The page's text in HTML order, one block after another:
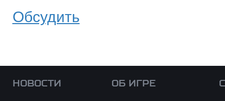
Обсудить
НОВОСТИ ОБ ИГРЕ